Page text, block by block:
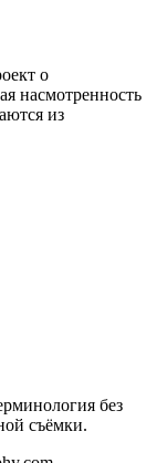
о
насмотренность
из
без
съёмки.